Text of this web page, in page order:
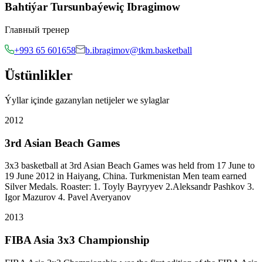
Bahtiýar Tursunbaýewiç Ibragimow
Главный тренер
+993 65 601658 b.ibragimov@tkm.basketball
Üstünlikler
Ýyllar içinde gazanylan netijeler we sylaglar
2012
3rd Asian Beach Games
3x3 basketball at 3rd Asian Beach Games was held from 17 June to
19 June 2012 in Haiyang, China. Turkmenistan Men team earned
Silver Medals. Roaster: 1. Toyly Bayryyev 2.Aleksandr Pashkov 3.
Igor Mazurov 4. Pavel Averyanov
2013
FIBA Asia 3x3 Championship